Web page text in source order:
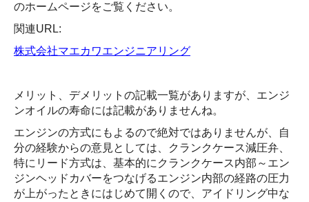
のホームページをご覧ください。
関連URL:
株式会社マエカワエンジニアリング
メリット、デメリットの記載一覧がありますが、エンジ
ンオイルの寿命には記載がありませんね。
エンジンの方式にもよるので絶対ではありませんが、自
分の経験からの意見としては、クランクケース減圧弁、
特にリード方式は、基本的にクランクケース内部～エン
ジンヘッドカバーをつなげるエンジン内部の経路の圧力
が上がったときにはじめて開くので、アイドリング中な